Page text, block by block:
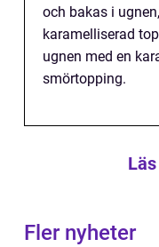
och bakas i
karamelliserad
ugnen med en
smörtopping.
Fler nyheter